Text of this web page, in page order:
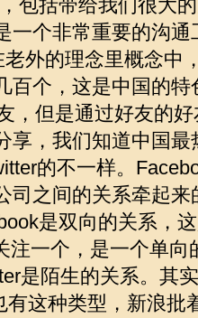
括带给我们很大的
一个非常重要的沟
外的理念里概念中
百个，这是中国的
，但是通过好友的
享，我们知道中国
的不一样。
司之间的关系牵起
是双向的关系，
注一个，是一个单向
是陌生的关系。其
有这种类型，新浪批